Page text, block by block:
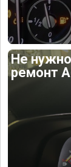
Не
ремонт